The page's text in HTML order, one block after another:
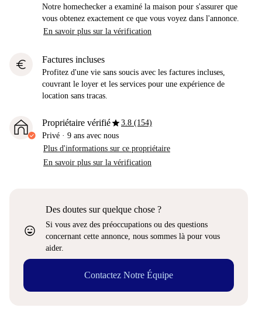
Notre homechecker a examiné la maison pour s'assurer que
vous obtenez exactement ce que vous voyez dans l'annonce.
En savoir plus sur la vérification
euro Factures incluses
Profitez d'une vie sans soucis avec les factures incluses,
couvrant le loyer et les services pour une expérience de
location sans tracas.
Propriétaire vérifiéstar3.8 (154)
Privé · 9 ans avec nous
Plus d'informations sur ce propriétaire
En savoir plus sur la vérification
sentiment_very_satisfied
Des doutes sur quelque chose ?
Si vous avez des préoccupations ou des questions
concernant cette annonce, nous sommes là pour vous
aider.
Contactez Notre Équipe